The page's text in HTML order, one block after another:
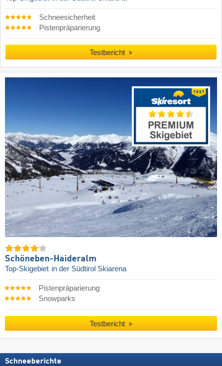
Schneesicherheit
Pistenpräparierung
Testbericht
Schöneben-Haideralm
Top-Skigebiet in der Südtirol Skiarena
Pistenpräparierung
Snowparks
Testbericht
Schneeberichte